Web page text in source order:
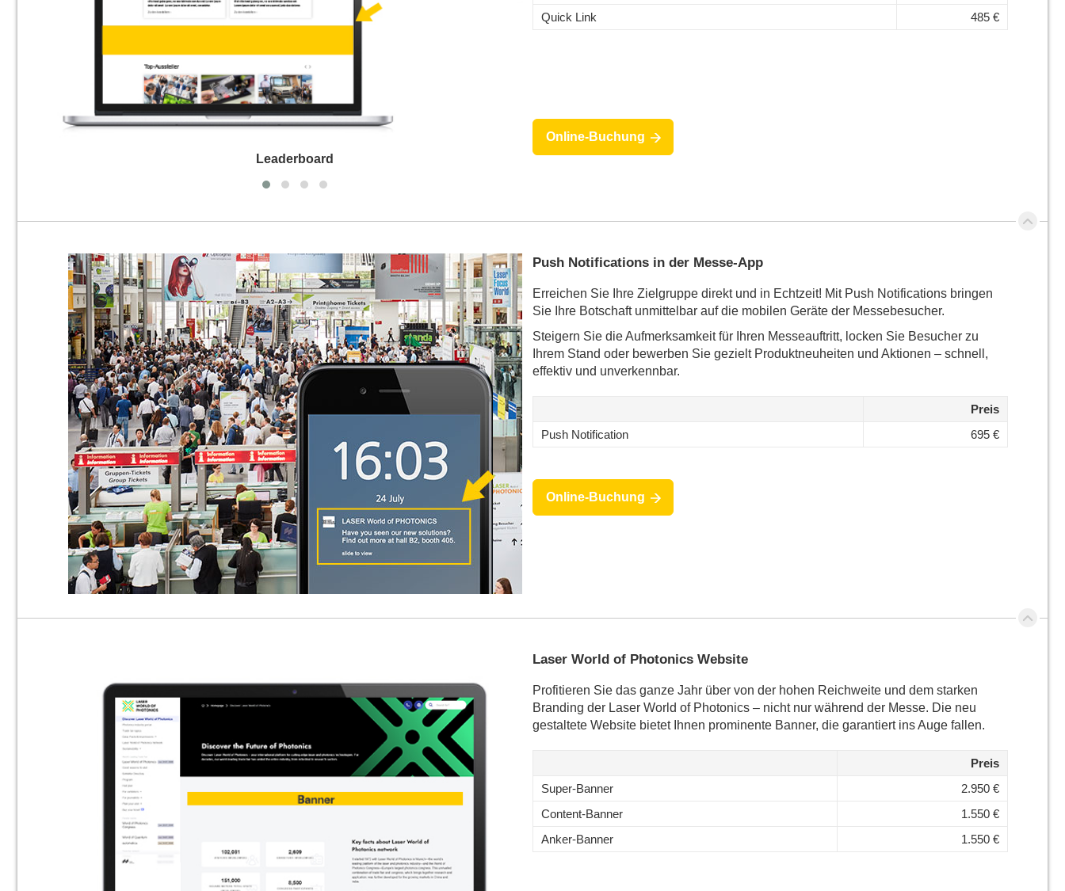
Leaderboard
Quick Link
485 €
Online-Buchung
Push Notifications in der Messe-App
Erreichen Sie Ihre Zielgruppe direkt und in Echtzeit! Mit Push Notifications bringen
Sie Ihre Botschaft unmittelbar auf die mobilen Geräte der Messebesucher.
Steigern Sie die Aufmerksamkeit für Ihren Messeauftritt, locken Sie Besucher zu
Ihrem Stand oder bewerben Sie gezielt Produktneuheiten und Aktionen – schnell,
effektiv und unverkennbar.
Preis
Push Notification
695 €
Online-Buchung
Laser World of Photonics Website
Profitieren Sie das ganze Jahr über von der hohen Reichweite und dem starken
Branding der Laser World of Photonics – nicht nur während der Messe. Die neu
gestaltete Website bietet Ihnen prominente Banner, die garantiert ins Auge fallen.
Preis
Super-Banner
2.950 €
Content-Banner
1.550 €
Anker-Banner
1.550 €